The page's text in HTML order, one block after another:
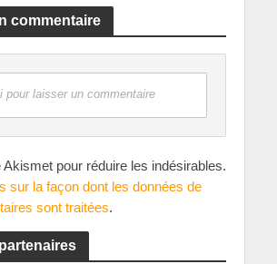
commentaire
pour laisser un commentaire
Akismet pour réduire les indésirables.
sur la façon dont les données de
sont traitées.